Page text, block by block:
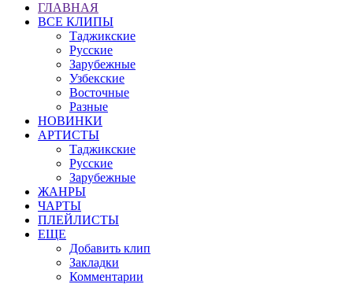
ГЛАВНАЯ
ВСЕ КЛИПЫ
Таджикские
Русские
Зарубежные
Узбекские
Восточные
Разные
НОВИНКИ
АРТИСТЫ
Таджикские
Русские
Зарубежные
ЖАНРЫ
ЧАРТЫ
ПЛЕЙЛИСТЫ
ЕЩЕ
Добавить клип
Закладки
Комментарии